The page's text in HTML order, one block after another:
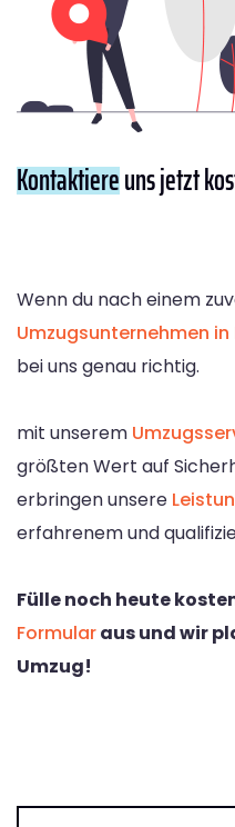
Kontaktiereuns jetzt
Wenn du nach einem
Umzugsunternehmen in
bei uns genau richtig.
mit unserem
größten Wert auf
erbringen unsere
erfahrenem und
Fülle noch heute
Formularaus und wir
Umzug!